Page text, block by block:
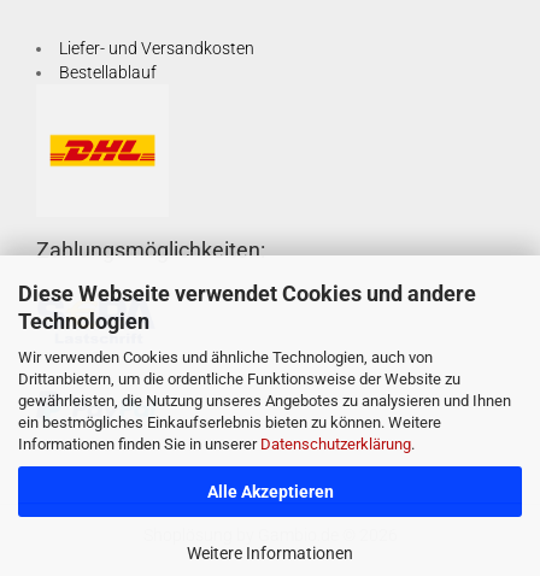
Diese Webseite verwendet Cookies und andere
Technologien
Wir verwenden Cookies und ähnliche Technologien, auch von
Drittanbietern, um die ordentliche Funktionsweise der Website zu
gewährleisten, die Nutzung unseres Angebotes zu analysieren und Ihnen
ein bestmögliches Einkaufserlebnis bieten zu können. Weitere
Informationen finden Sie in unserer Datenschutzerklärung.
Alle Akzeptieren
Weitere Informationen
Liefer- und Versandkosten
Bestellablauf
Zahlungsmöglichkeiten: